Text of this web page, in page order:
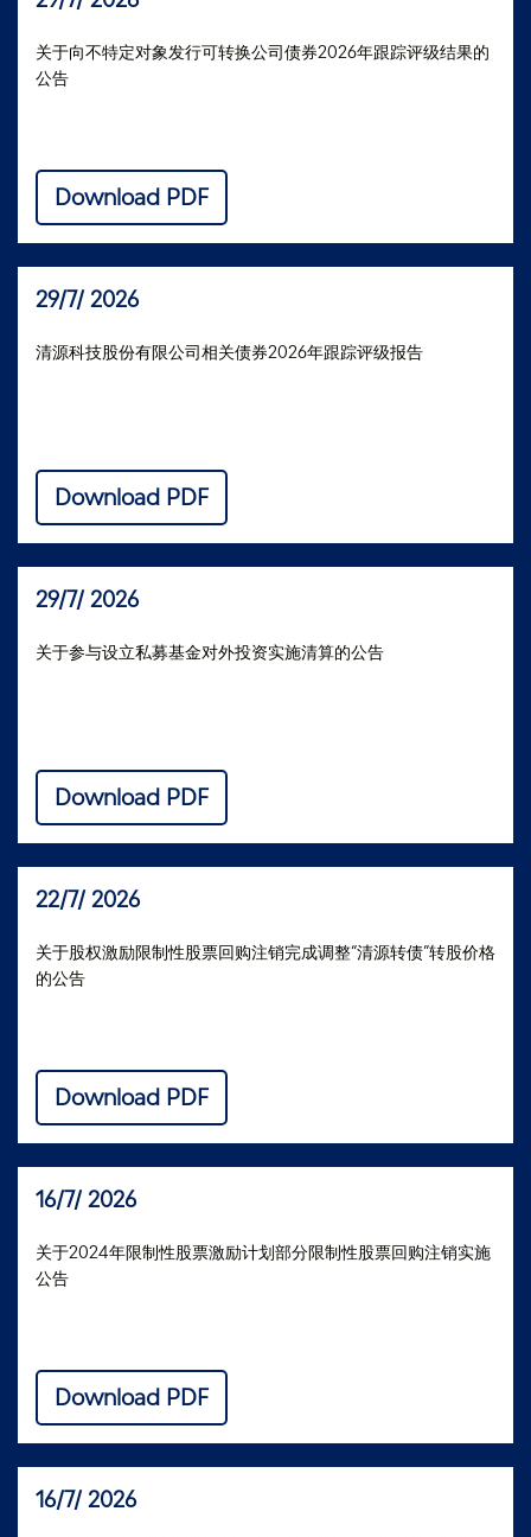
关于向不特定对象发行可转换公司债券2026年跟踪评级结果的
公告
Download PDF
29/7/ 2026
清源科技股份有限公司相关债券2026年跟踪评级报告
Download PDF
29/7/ 2026
关于参与设立私募基金对外投资实施清算的公告
Download PDF
22/7/ 2026
关于股权激励限制性股票回购注销完成调整“清源转债”转股价格
的公告
Download PDF
16/7/ 2026
关于2024年限制性股票激励计划部分限制性股票回购注销实施
公告
Download PDF
16/7/ 2026